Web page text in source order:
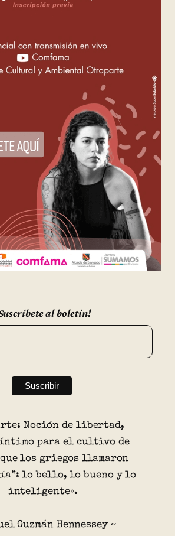
al boletín!
Noción de libertad,
para el cultivo de
los griegos llamaron
lo bello, lo bueno y lo
inteligente».
Guzmán Hennessey ~